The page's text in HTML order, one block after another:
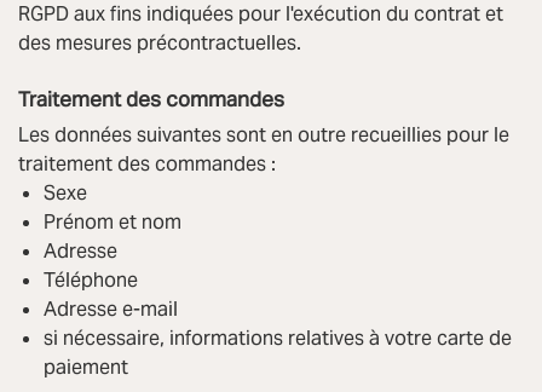
RGPD aux fins indiquées pour l'exécution du contrat et
des mesures précontractuelles.
Traitement des commandes
Les données suivantes sont en outre recueillies pour le
traitement des commandes :
Sexe
Prénom et nom
Adresse
Téléphone
Adresse e-mail
si nécessaire, informations relatives à votre carte de
paiement